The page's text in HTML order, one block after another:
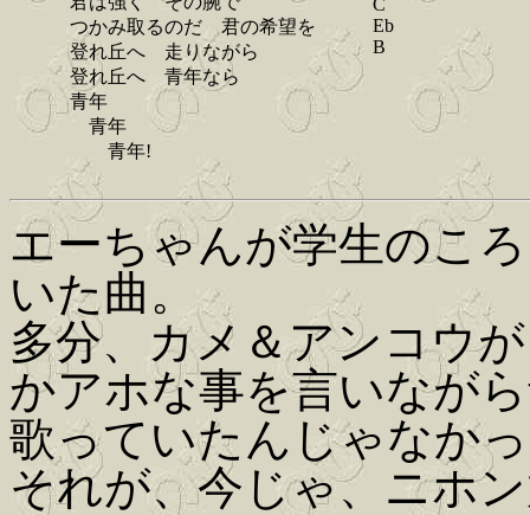
つかみ取るのだ 君の希望を
登れ丘へ 走りながら
登れ丘へ 青年なら
青年
青年
青年!
C
Eb
B
エーちゃんが学生のこ
いた曲。
多分、カメ＆アンコウ
かアホな事を言いなが
歌っていたんじゃなか
それが、今じゃ、ニホ